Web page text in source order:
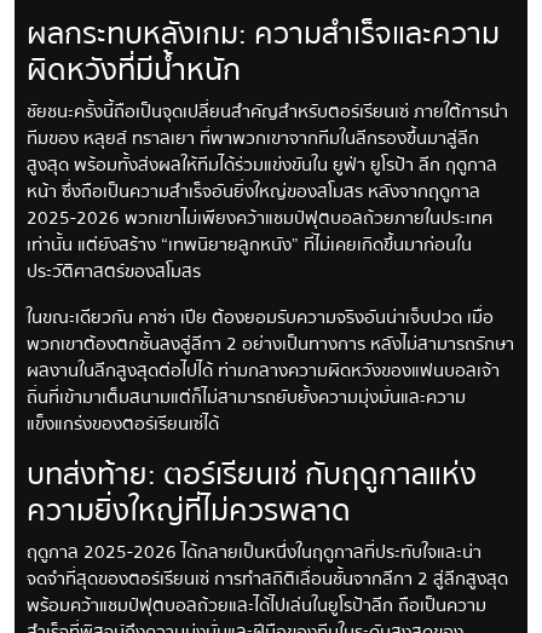
ผลกระทบหลังเกม: ความสำเร็จและความ
ผิดหวังที่มีน้ำหนัก
ชัยชนะครั้งนี้ถือเป็นจุดเปลี่ยนสำคัญสำหรับตอร์เรียนเซ่ ภายใต้การนำ
ทีมของ หลุยส์ ทราลเยา ที่พาพวกเขาจากทีมในลีกรองขึ้นมาสู่ลีก
สูงสุด พร้อมทั้งส่งผลให้ทีมได้ร่วมแข่งขันใน ยูฟ่า ยูโรป้า ลีก ฤดูกาล
หน้า ซึ่งถือเป็นความสำเร็จอันยิ่งใหญ่ของสโมสร หลังจากฤดูกาล
2025-2026 พวกเขาไม่เพียงคว้าแชมป์ฟุตบอลถ้วยภายในประเทศ
เท่านั้น แต่ยังสร้าง “เทพนิยายลูกหนัง” ที่ไม่เคยเกิดขึ้นมาก่อนใน
ประวัติศาสตร์ของสโมสร
ในขณะเดียวกัน คาซ่า เปีย ต้องยอมรับความจริงอันน่าเจ็บปวด เมื่อ
พวกเขาต้องตกชั้นลงสู่ลีกา 2 อย่างเป็นทางการ หลังไม่สามารถรักษา
ผลงานในลีกสูงสุดต่อไปได้ ท่ามกลางความผิดหวังของแฟนบอลเจ้า
ถิ่นที่เข้ามาเต็มสนามแต่ก็ไม่สามารถยับยั้งความมุ่งมั่นและความ
แข็งแกร่งของตอร์เรียนเซ่ได้
บทส่งท้าย: ตอร์เรียนเซ่ กับฤดูกาลแห่ง
ความยิ่งใหญ่ที่ไม่ควรพลาด
ฤดูกาล 2025-2026 ได้กลายเป็นหนึ่งในฤดูกาลที่ประทับใจและน่า
จดจำที่สุดของตอร์เรียนเซ่ การทำสถิติเลื่อนชั้นจากลีกา 2 สู่ลีกสูงสุด
พร้อมคว้าแชมป์ฟุตบอลถ้วยและได้ไปเล่นในยูโรป้าลีก ถือเป็นความ